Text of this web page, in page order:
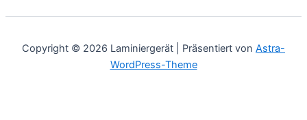
Copyright © 2026 Laminiergerät | Präsentiert von Astra-
WordPress-Theme